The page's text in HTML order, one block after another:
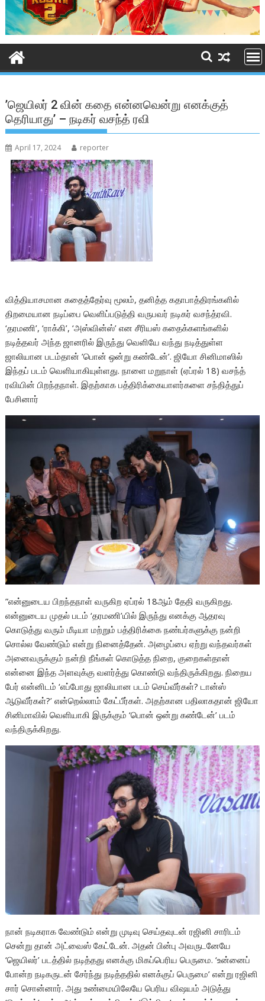
’ஜெயிலர் 2 வின் கதை என்னவென்று எனக்குத்
தெரியாது’ – நடிகர் வசந்த் ரவி
April 17, 2024 reporter
வித்தியாசமான கதைத்தேர்வு மூலம், தனித்த கதாபாத்திரங்களில்
திறமையான நடிப்பை வெளிப்படுத்தி வருபவர் நடிகர் வசந்த்ரவி.
‘தரமணி’, ‘ராக்கி’, ‘அஸ்வின்ஸ்’ என சீரியஸ் கதைக்களங்களில்
நடித்தவர் அந்த ஜானரில் இருந்து வெளியே வந்து நடித்துள்ள
ஜாலியான படம்தான் ’பொன் ஒன்று கண்டேன்’. ஜியோ சினிமாஸில்
இந்தப் படம் வெளியாகியுள்ளது. நாளை மறுநாள் (ஏப்ரல் 18) வசந்த்
ரவியின் பிறந்தநாள். இதற்காக பத்திரிக்கையாளர்களை சந்தித்துப்
பேசினார்
”என்னுடைய பிறந்தநாள் வருகிற ஏப்ரல் 18ஆம் தேதி வருகிறது.
என்னுடைய முதல் படம் ‘தரமணி’யில் இருந்து எனக்கு ஆதரவு
கொடுத்து வரும் மீடியா மற்றும் பத்திரிக்கை நண்பர்களுக்கு நன்றி
சொல்ல வேண்டும் என்று நினைத்தேன். அழைப்பை ஏற்று வந்தவர்கள்
அனைவருக்கும் நன்றி நீங்கள் கொடுத்த நிறை, குறைகள்தான்
என்னை இந்த அளவுக்கு வளர்த்து கொண்டு வந்திருக்கிறது. நிறைய
பேர் என்னிடம் ‘எப்போது ஜாலியான படம் செய்வீர்கள்? டான்ஸ்
ஆடுவீர்கள்?’ என்றெல்லாம் கேட்பீர்கள். அதற்கான பதிலாகதான் ஜியோ
சினிமாவில் வெளியாகி இருக்கும் ‘பொன் ஒன்று கண்டேன்’ படம்
வந்திருக்கிறது.
நான் நடிகராக வேண்டும் என்று முடிவு செய்தவுடன் ரஜினி சாரிடம்
சென்று தான் அட்வைஸ் கேட்டேன். அதன் பின்பு அவருடனேயே
‘ஜெயிலர்’ படத்தில் நடித்தது எனக்கு மிகப்பெரிய பெருமை. ‘உன்னைப்
போன்ற நடிகருடன் சேர்ந்து நடித்ததில் எனக்குப் பெருமை’ என்று ரஜினி
சார் சொன்னார். அது உண்மையிலேயே பெரிய விஷயம் அடுத்து